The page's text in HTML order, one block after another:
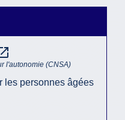
l'autonomie (CNSA)
les personnes âgées